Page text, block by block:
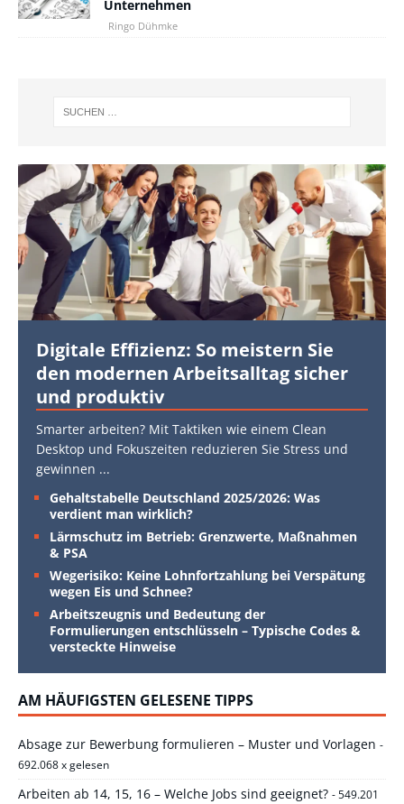
Unternehmen
Ringo Dühmke
Digitale Effizienz: So meistern Sie
den modernen Arbeitsalltag sicher
und produktiv
Smarter arbeiten? Mit Taktiken wie einem Clean
Desktop und Fokuszeiten reduzieren Sie Stress und
gewinnen ...
Gehaltstabelle Deutschland 2025/2026: Was
verdient man wirklich?
Lärmschutz im Betrieb: Grenzwerte, Maßnahmen
& PSA
Wegerisiko: Keine Lohnfortzahlung bei Verspätung
wegen Eis und Schnee?
Arbeitszeugnis und Bedeutung der
Formulierungen entschlüsseln – Typische Codes &
versteckte Hinweise
AM HÄUFIGSTEN GELESENE TIPPS
Absage zur Bewerbung formulieren – Muster und Vorlagen -
692.068 x gelesen
Arbeiten ab 14, 15, 16 – Welche Jobs sind geeignet? - 549.201